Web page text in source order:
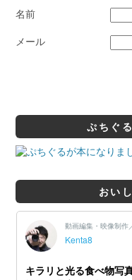
名前
メール
ぷちぐ
おい